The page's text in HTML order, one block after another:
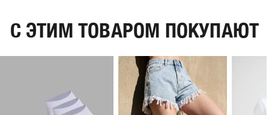
C ЭТИМ ТОВАРОМ ПОКУПАЮТ